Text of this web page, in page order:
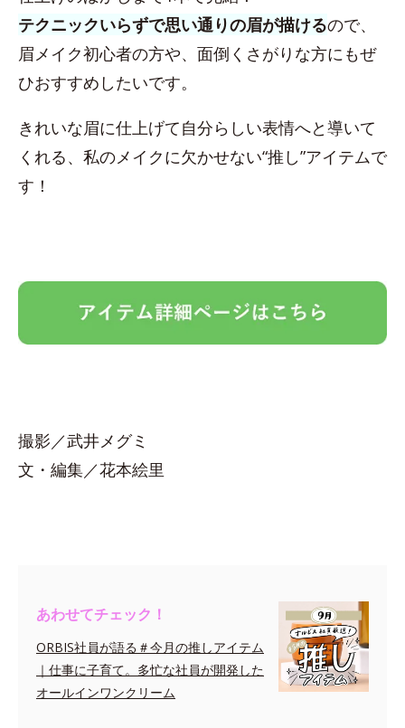
テクニックいらずで思い通りの眉が描けるので、
眉メイク初心者の方や、面倒くさがりな方にもぜ
ひおすすめしたいです。
きれいな眉に仕上げて自分らしい表情へと導いて
くれる、私のメイクに欠かせない“推し”アイテムで
す！
撮影／武井メグミ
文・編集／花本絵里
あわせてチェック！
ORBIS社員が語る＃今月の推しアイテム
｜仕事に子育て。多忙な社員が開発した
オールインワンクリーム